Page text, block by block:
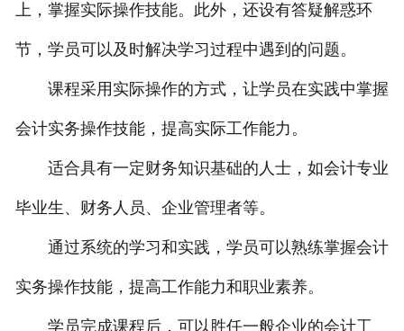
上，掌握实际操作技能。此外，还设有答疑解惑环
节，学员可以及时解决学习过程中遇到的问题。
课程采用实际操作的方式，让学员在实践中掌握
会计实务操作技能，提高实际工作能力。
适合具有一定财务知识基础的人士，如会计专业
毕业生、财务人员、企业管理者等。
通过系统的学习和实践，学员可以熟练掌握会计
实务操作技能，提高工作能力和职业素养。
学员完成课程后，可以胜任一般企业的会计工